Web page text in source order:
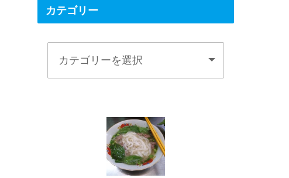
カテゴリー